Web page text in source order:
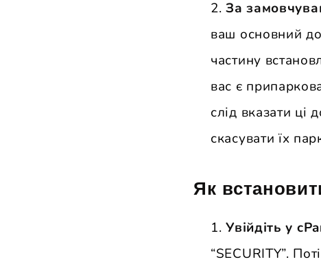
За
ваш основний
частину
вас є
слід вказати
скасувати їх
Як
Увійдіть у
“SECURITY”.